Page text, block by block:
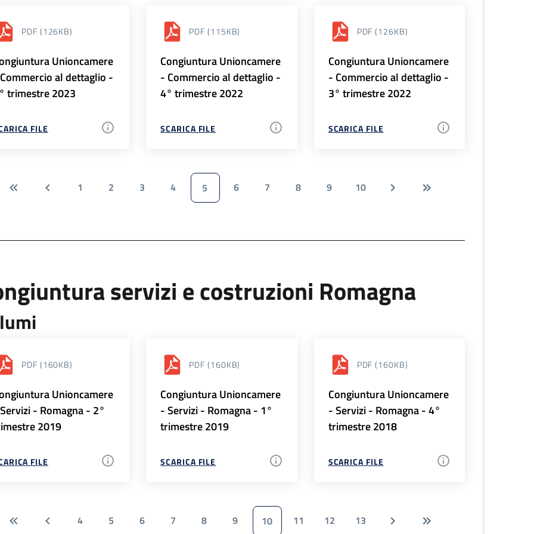
PDF (126KB)
Unioncamere
al dettaglio -
trimestre 2023
FILE
PDF (115KB)
Congiuntura Unioncamere
- Commercio al dettaglio -
4° trimestre 2022
SCARICA FILE
PDF (126KB)
Congiuntura Unioncamere
- Commercio al dettaglio -
3° trimestre 2022
SCARICA FILE
1 2 3 4 5 6 7 8 9 10
servizi e costruzioni Romagna
PDF (160KB)
Unioncamere
- Romagna - 2°
2019
FILE
PDF (160KB)
Congiuntura Unioncamere
- Servizi - Romagna - 1°
trimestre 2019
SCARICA FILE
PDF (160KB)
Congiuntura Unioncamere
- Servizi - Romagna - 4°
trimestre 2018
SCARICA FILE
4 5 6 7 8 9 10 11 12 13